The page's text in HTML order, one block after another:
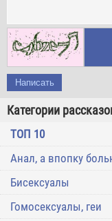
Написать
Категории
ТОП 10
Анал, а впопку
Бисексуалы
Гомосексуалы, геи